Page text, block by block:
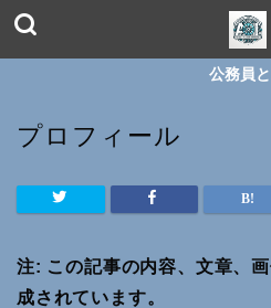
公務員
プロフィール
注: この記事の内容、文章、
成されています。